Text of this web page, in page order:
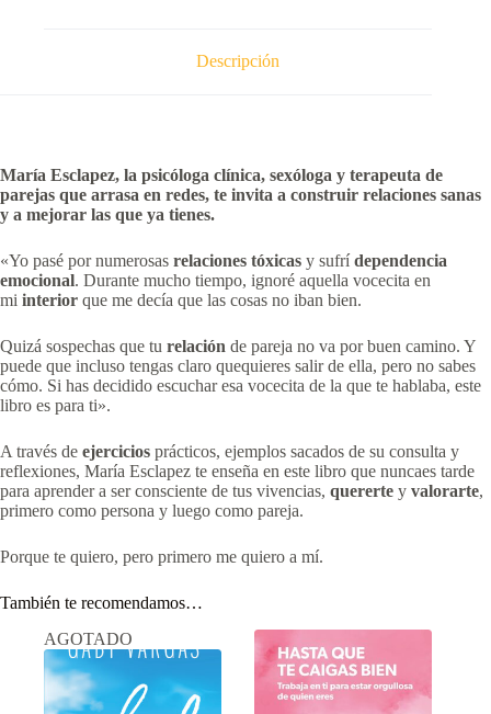
Descripción
María Esclapez, la psicóloga clínica, sexóloga y terapeuta de
parejas que arrasa en redes, te invita a construir relaciones sanas
y a mejorar las que ya tienes.
«Yo pasé por numerosas relaciones tóxicas y sufrídependencia
emocional. Durante mucho tiempo, ignoré aquella vocecita en
mi interior que me decía que las cosas no iban bien.
Quizá sospechas que tu relación de pareja no va por buen camino. Y
puede que incluso tengas claro quequieres salir de ella, pero no sabes
cómo. Si has decidido escuchar esa vocecita de la que te hablaba, este
libro es para ti».
A través de ejercicios prácticos, ejemplos sacados de su consulta y
reflexiones, María Esclapez te enseña en este libro que nuncaes tarde
para aprender a ser consciente de tus vivencias, quererte y valorarte,
primero como persona y luego como pareja.
Porque te quiero, pero primero me quiero a mí.
También te recomendamos…
AGOTADO